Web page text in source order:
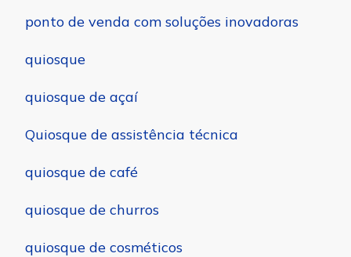
ponto de venda com soluções inovadoras
quiosque
quiosque de açaí
Quiosque de assistência técnica
quiosque de café
quiosque de churros
quiosque de cosméticos